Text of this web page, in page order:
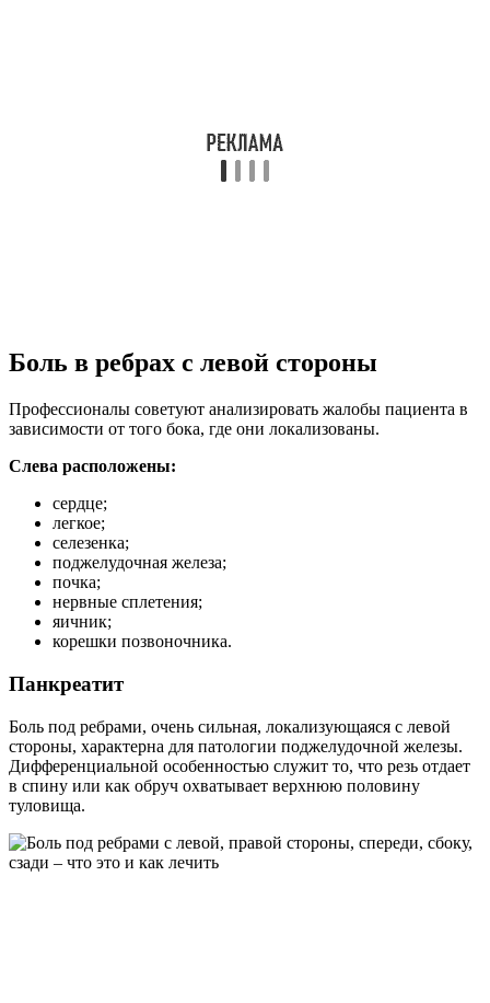
Боль в ребрах с левой стороны
Профессионалы советуют анализировать жалобы пациента в
зависимости от того бока, где они локализованы.
Слева расположены:
сердце;
легкое;
селезенка;
поджелудочная железа;
почка;
нервные сплетения;
яичник;
корешки позвоночника.
Панкреатит
Боль под ребрами, очень сильная, локализующаяся с левой
стороны, характерна для патологии поджелудочной железы.
Дифференциальной особенностью служит то, что резь отдает
в спину или как обруч охватывает верхнюю половину
туловища.